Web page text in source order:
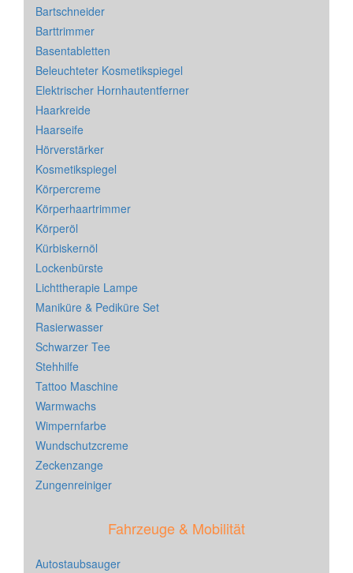
Bartschneider
Barttrimmer
Basentabletten
Beleuchteter Kosmetikspiegel
Elektrischer Hornhautentferner
Haarkreide
Haarseife
Hörverstärker
Kosmetikspiegel
Körpercreme
Körperhaartrimmer
Körperöl
Kürbiskernöl
Lockenbürste
Lichttherapie Lampe
Maniküre & Pediküre Set
Rasierwasser
Schwarzer Tee
Stehhilfe
Tattoo Maschine
Warmwachs
Wimpernfarbe
Wundschutzcreme
Zeckenzange
Zungenreiniger
Fahrzeuge & Mobilität
Autostaubsauger